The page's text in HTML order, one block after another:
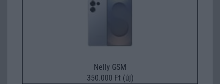
Nelly GSM
350.000 Ft (új)